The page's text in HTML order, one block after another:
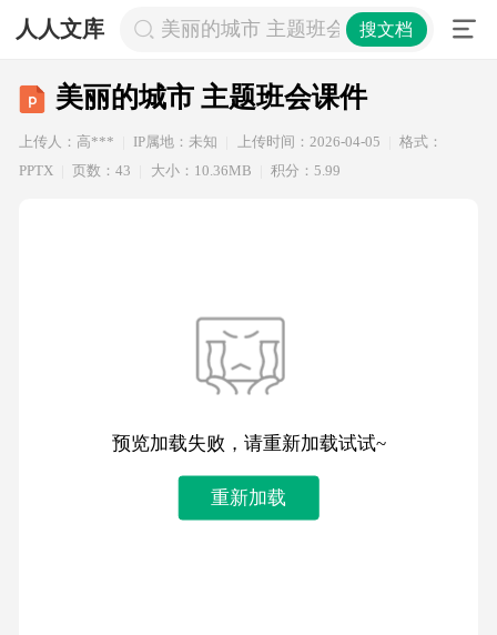
人人文库 美丽的城市 主题班会课件搜文档
美丽的城市 主题班会课件
上传人：高*** IP属地：未知 上传时间：2026-04-05
格式：
PPTX
页数：43 大小：10.36MB 积分：5.99
预览加载失败，请重新加载试试~
重新加载